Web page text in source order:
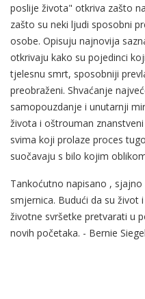
poslije života" otkriva zašto
zašto su neki ljudi sposobni
osobe. Opisuju najnovija
otkrivaju kako su pojedinci
tjelesnu smrt, sposobniji
preobraženi. Shvaćanje
samopouzdanje i unutarnji
života i oštrouman
svima koji prolaze proces
suočavaju s bilo kojim
Tankoćutno napisano ,
smjernica. Budući da su život
životne svršetke pretvarati u
novih početaka. - Bernie Siegel